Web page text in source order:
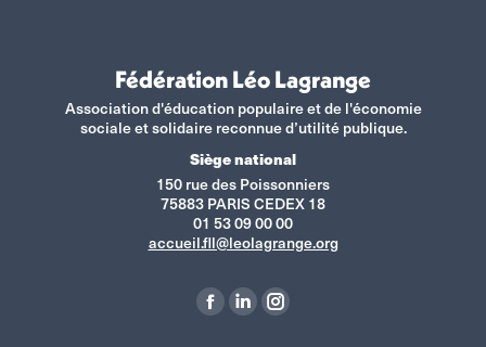
Fédération Léo Lagrange
Association d'éducation populaire et de l'économie
sociale et solidaire reconnue d’utilité publique.
Siège national
150 rue des Poissonniers
75883 PARIS CEDEX 18
01 53 09 00 00
accueil.fll@leolagrange.org
La
La
La